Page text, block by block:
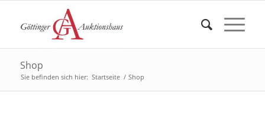
Shop
Sie befinden sich hier: Startseite / Shop